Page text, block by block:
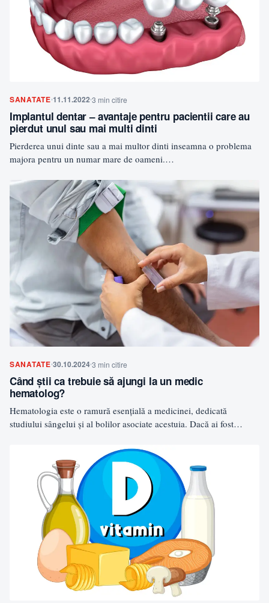
SANATATE 11.11.2022 3 min citire
Implantul dentar – avantaje pentru pacientii care au
pierdut unul sau mai multi dinti
Pierderea unui dinte sau a mai multor dinti inseamna o problema
majora pentru un numar mare de oameni.…
SANATATE 30.10.20243 min citire
Când știi ca trebuie să ajungi la un medic
hematolog?
Hematologia este o ramură esențială a medicinei, dedicată
studiului sângelui și al bolilor asociate acestuia. Dacă ai fost…